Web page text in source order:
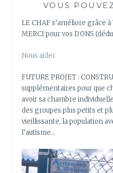
VOUS
LE CHAF s’améliore grâce
MERCI pour vos DONS
Nous aider
FUTURE PROJET :
supplémentaires pour que
avoir sa chambre
des groupes plus petits et
vieillissante, la population
l’autisme…